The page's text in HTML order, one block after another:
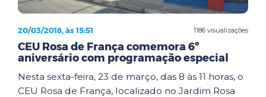
1186 visualizações
20/03/2018, às 15:51
CEU Rosa de França comemora 6º
aniversário com programação especial
Nesta sexta-feira, 23 de março, das 8 às 11 horas, o
CEU Rosa de França, localizado no Jardim Rosa